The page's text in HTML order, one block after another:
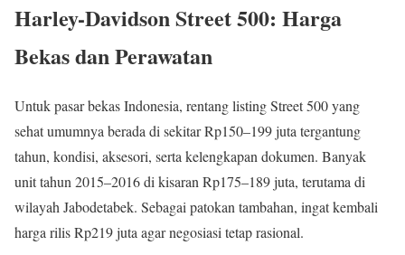
Harley-Davidson Street 500: Harga
Bekas dan Perawatan
Untuk pasar bekas Indonesia, rentang listing Street 500 yang
sehat umumnya berada di sekitar Rp150–199 juta tergantung
tahun, kondisi, aksesori, serta kelengkapan dokumen. Banyak
unit tahun 2015–2016 di kisaran Rp175–189 juta, terutama di
wilayah Jabodetabek. Sebagai patokan tambahan, ingat kembali
harga rilis Rp219 juta agar negosiasi tetap rasional.